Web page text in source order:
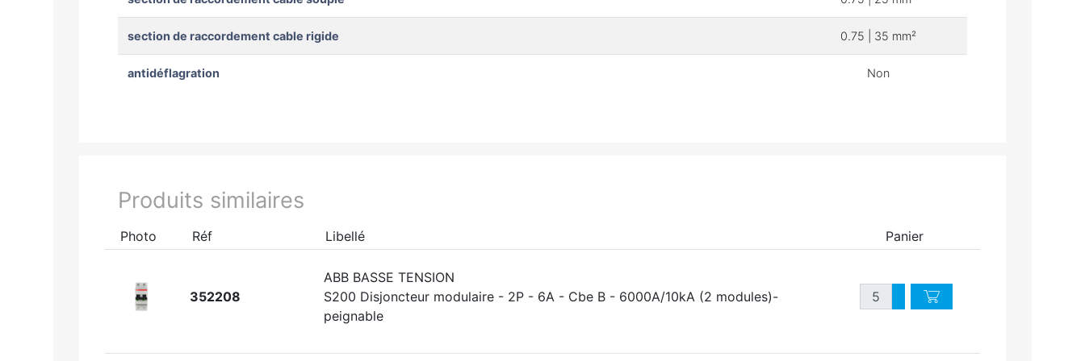
section de raccordement cable rigide 0.75 | 35 mm²
antidéflagration Non
Produits similaires
Photo Réf Libellé Panier
352208
ABB BASSE TENSION
S200 Disjoncteur modulaire - 2P - 6A - Cbe B - 6000A/10kA (2 modules)-
peignable
QuantitéAugmenter quantité
Diminuer quantité